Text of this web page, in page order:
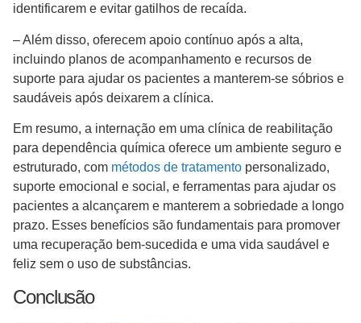
identificarem e evitar gatilhos de recaída.
– Além disso, oferecem apoio contínuo após a alta,
incluindo planos de acompanhamento e recursos de
suporte para ajudar os pacientes a manterem-se sóbrios e
saudáveis após deixarem a clínica.
Em resumo, a internação em uma clínica de reabilitação
para dependência química oferece um ambiente seguro e
estruturado, com métodos de tratamento personalizado,
suporte emocional e social, e ferramentas para ajudar os
pacientes a alcançarem e manterem a sobriedade a longo
prazo. Esses benefícios são fundamentais para promover
uma recuperação bem-sucedida e uma vida saudável e
feliz sem o uso de substâncias.
Conclusão